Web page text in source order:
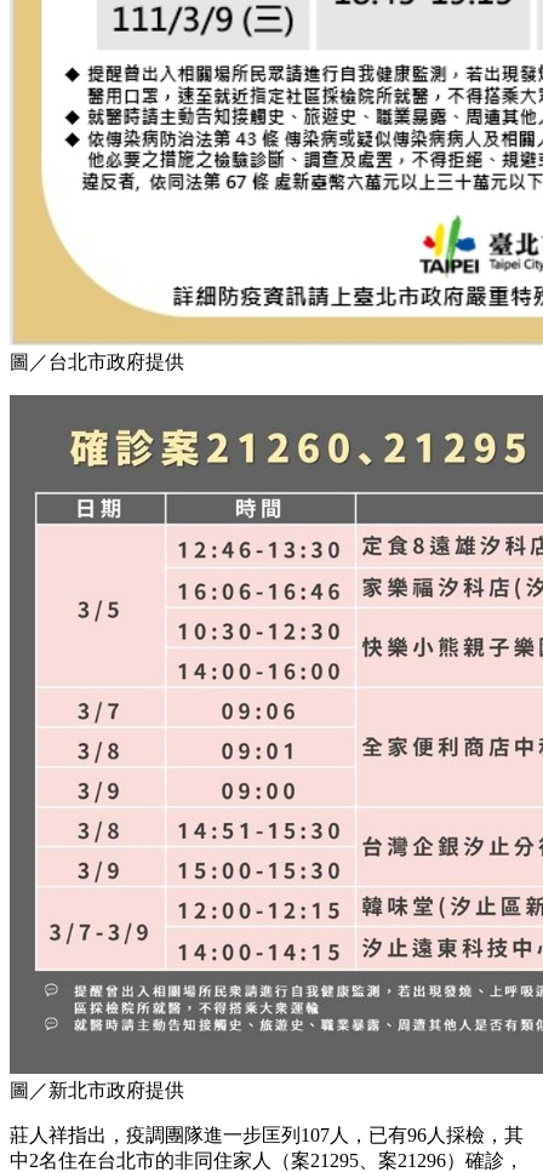
圖／台北市政府提供
圖／新北市政府提供
莊人祥指出，疫調團隊進一步匡列107人，已有96人採檢，其
中2名住在台北市的非同住家人（案21295、案21296）確診，